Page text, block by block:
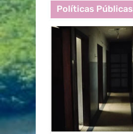
Políticas Públicas